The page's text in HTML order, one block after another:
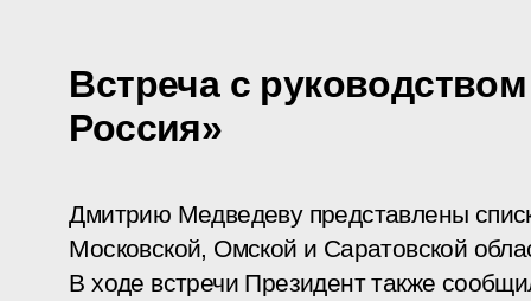
Встреча с
Россия»
Дмитрию Медведеву представлены
Московской, Омской и Саратовской
В ходе встречи Президент также